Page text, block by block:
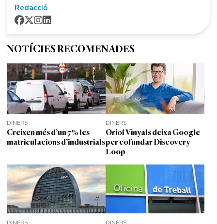
Redacció
NOTÍCIES RECOMENADES
DINERS
Creixen més d’un 7% les
matriculacions d’industrials
DINERS
Oriol Vinyals deixa Google
per cofundar Discovery
Loop